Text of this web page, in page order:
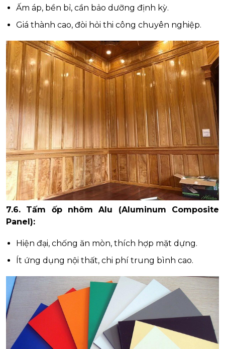
Ấm áp, bền bỉ, cần bảo dưỡng định kỳ.
Giá thành cao, đòi hỏi thi công chuyên nghiệp.
7.6. Tấm ốp nhôm Alu (Aluminum Composite
Panel):
Hiện đại, chống ăn mòn, thích hợp mặt dựng.
Ít ứng dụng nội thất, chi phí trung bình cao.